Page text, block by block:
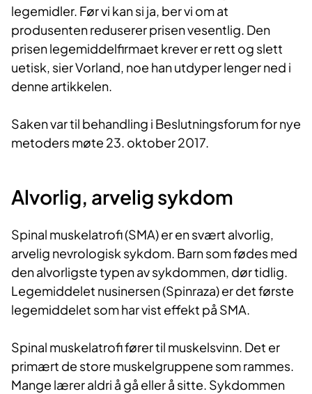
legemidler. Før vi kan si ja, ber vi om at
produsenten reduserer prisen vesentlig. Den
prisen legemiddelfirmaet krever er rett og slett
uetisk, sier Vorland, noe han utdyper lenger ned i
denne artikkelen.
Saken var til behandling i Beslutningsforum for nye
metoders møte 23. oktober 2017.
Alvorlig, arvelig sykdom
Spinal muskelatrofi (SMA) er en svært alvorlig,
arvelig nevrologisk sykdom. Barn som fødes med
den alvorligste typen av sykdommen, dør tidlig.
Legemiddelet nusinersen (Spinraza) er det første
legemiddelet som har vist effekt på SMA.
Spinal muskelatrofi fører til muskelsvinn. Det er
primært de store muskelgruppene som rammes.
Mange lærer aldri å gå eller å sitte. Sykdommen